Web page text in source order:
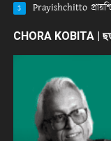
3 Prayishchitto
CHORA KOBITA |